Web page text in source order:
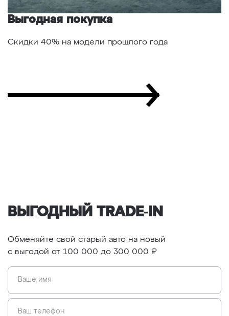
Выгодная покупка
Скидки 40% на модели прошлого года
ВЫГОДНЫЙ TRADE‑IN
Обменяйте свой старый авто на новый
c выгодой от 100 000 до 300 000 ₽
Ваше имя
Ваш телефон